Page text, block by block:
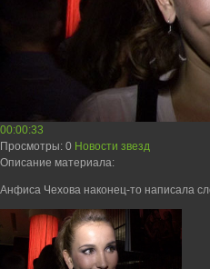
00:00:33
Просмотры: 0 Новости звезд
Описание материала:
Анфиса Чехова наконец-то написала